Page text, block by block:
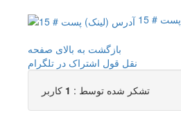
پست # 15
بازگشت به بالای صفحه
نقل قول اشتراک در تلگرام
تشکر شده توسط : 1 کاربر